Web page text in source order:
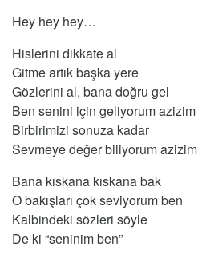
Hey hey hey…
Hislerini dikkate al
Gitme artık başka yere
Gözlerini al, bana doğru gel
Ben senini için geliyorum azizim
Birbirimizi sonuza kadar
Sevmeye değer biliyorum azizim
Bana kıskana kıskana bak
O bakışları çok seviyorum ben
Kalbindeki sözleri söyle
De ki “seninim ben”